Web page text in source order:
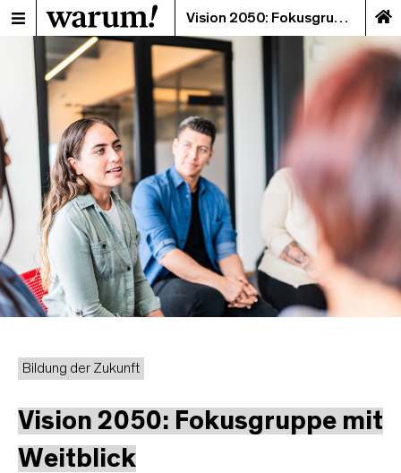
Vision 2050: Fokusgruppe mit Weitblick
Bildung der Zukunft
Vision 2050: Fokusgruppe mit
Weitblick